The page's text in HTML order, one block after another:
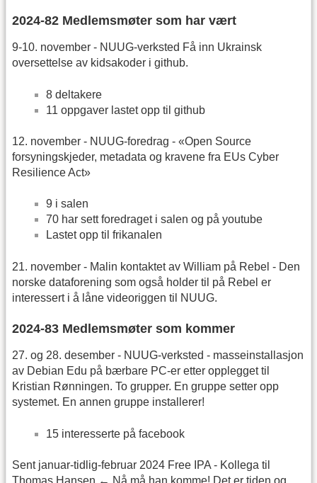
2024-82 Medlemsmøter som har vært
9-10. november - NUUG-verksted Få inn Ukrainsk
oversettelse av kidsakoder i github.
8 deltakere
11 oppgaver lastet opp til github
12. november - NUUG-foredrag - «Open Source
forsyningskjeder, metadata og kravene fra EUs Cyber
Resilience Act»
9 i salen
70 har sett foredraget i salen og på youtube
Lastet opp til frikanalen
21. november - Malin kontaktet av William på Rebel - Den
norske dataforening som også holder til på Rebel er
interessert i å låne videoriggen til NUUG.
2024-83 Medlemsmøter som kommer
27. og 28. desember - NUUG-verksted - masseinstallasjon
av Debian Edu på bærbare PC-er etter opplegget til
Kristian Rønningen. To grupper. En gruppe setter opp
systemet. En annen gruppe installerer!
15 interesserte på facebook
Sent januar-tidlig-februar 2024 Free IPA - Kollega til
Thomas Hansen ← Nå må han komme! Det er tiden og